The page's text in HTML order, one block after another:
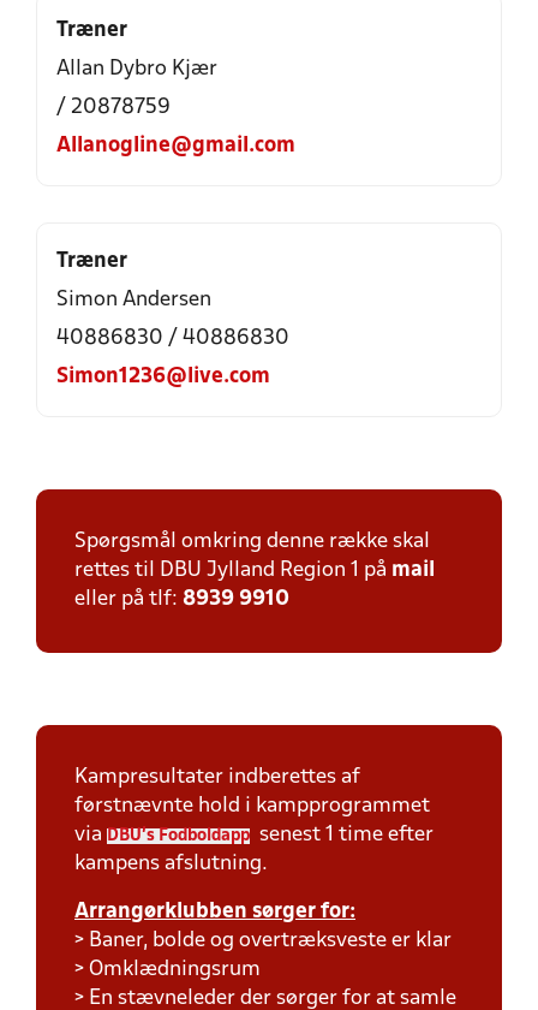
Træner
Allan Dybro Kjær
/ 20878759
Allanogline@gmail.com
Træner
Simon Andersen
40886830 / 40886830
Simon1236@live.com
Spørgsmål omkring denne række skal
rettes til DBU Jylland Region 1 på mail
eller på tlf: 8939 9910
Kampresultater indberettes af
førstnævnte hold i kampprogrammet
via
DBU's Fodboldapp
senest 1 time efter
kampens afslutning.
Arrangørklubben sørger for:
> Baner, bolde og overtræksveste er klar
> Omklædningsrum
> En stævneleder der sørger for at samle